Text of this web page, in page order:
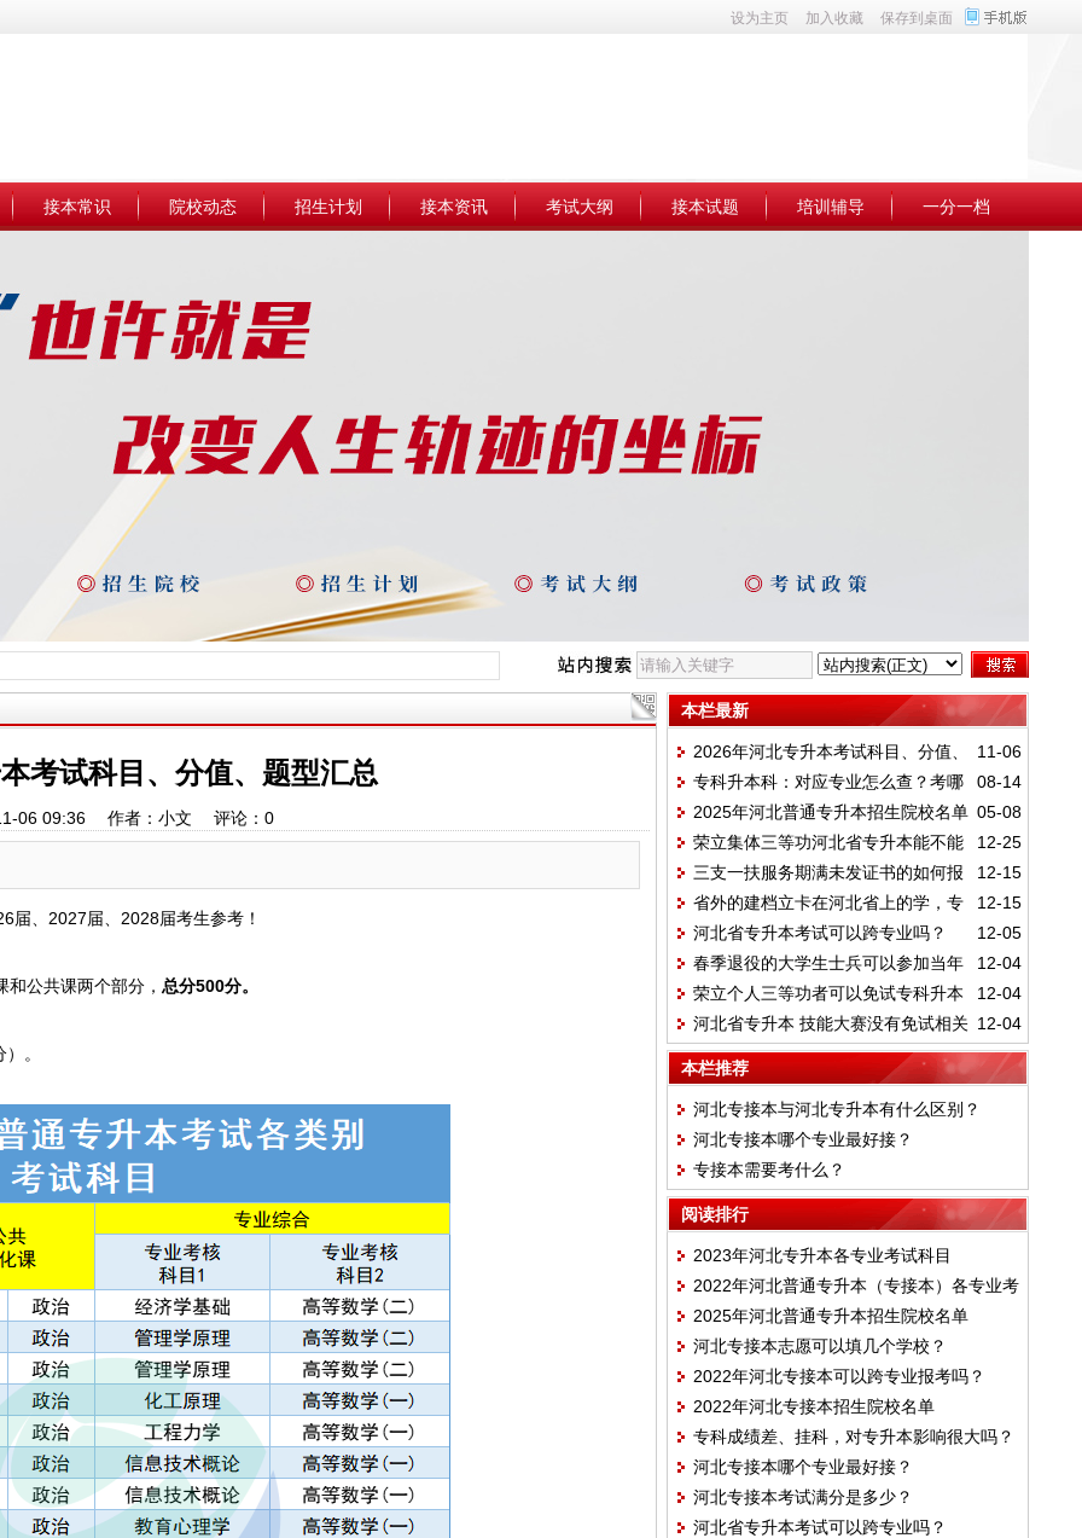
设为主页 加入收藏 保存到桌面
接本常识 院校动态 招生计划 接本资讯 考试大纲 接本试题 培训辅导 一分一档
考试科目、分值、题型汇总
06 09:36 作者：小文 评论： 0
届、2027届、2028届考生参考！
公共课两个部分， 总分500分。
。
本栏最新
11-06
2026年河北专升本考试科目、分值、
题型汇总
08-14
专科升本科：对应专业怎么查？考哪
些内容？如何备考？
05-08
2025年河北普通专升本招生院校名单
12-25
荣立集体三等功河北省专升本能不能
免试？
12-15
三支一扶服务期满未发证书的如何报
名河北省专升本考试？
12-15
省外的建档立卡在河北省上的学，专
接本报名可以报河北省的建档立卡专项吗?
12-05
河北省专升本考试可以跨专业吗？
12-04
春季退役的大学生士兵可以参加当年
的专升本考试吗？
12-04
荣立个人三等功者可以免试专科升本
科吗？
12-04
河北省专升本 技能大赛没有免试相关
的政策吗，拿省赛国赛一等奖有什么优势呢
本栏推荐
河北专接本与河北专升本有什么区别？
河北专接本哪个专业最好接？
专接本需要考什么？
阅读排行
2023年河北专升本各专业考试科目
2022年河北普通专升本（专接本）各专业考
试内容
2025年河北普通专升本招生院校名单
河北专接本志愿可以填几个学校？
2022年河北专接本可以跨专业报考吗？
2022年河北专接本招生院校名单
专科成绩差、挂科，对专升本影响很大吗？
河北专接本哪个专业最好接？
河北专接本考试满分是多少？
河北省专升本考试可以跨专业吗？